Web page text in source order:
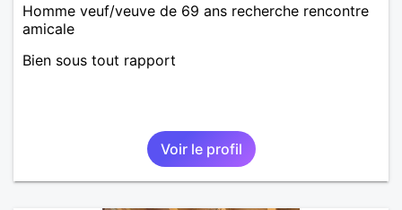
Homme veuf/veuve de 69 ans recherche rencontre
amicale
Bien sous tout rapport
Voir le profil